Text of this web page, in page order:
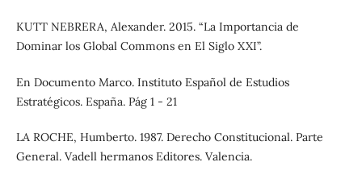
KUTT NEBRERA, Alexander. 2015. “La Importancia de
Dominar los Global Commons en El Siglo XXI”.
En Documento Marco. Instituto Español de Estudios
Estratégicos. España. Pág 1 - 21
LA ROCHE, Humberto. 1987. Derecho Constitucional. Parte
General. Vadell hermanos Editores. Valencia.